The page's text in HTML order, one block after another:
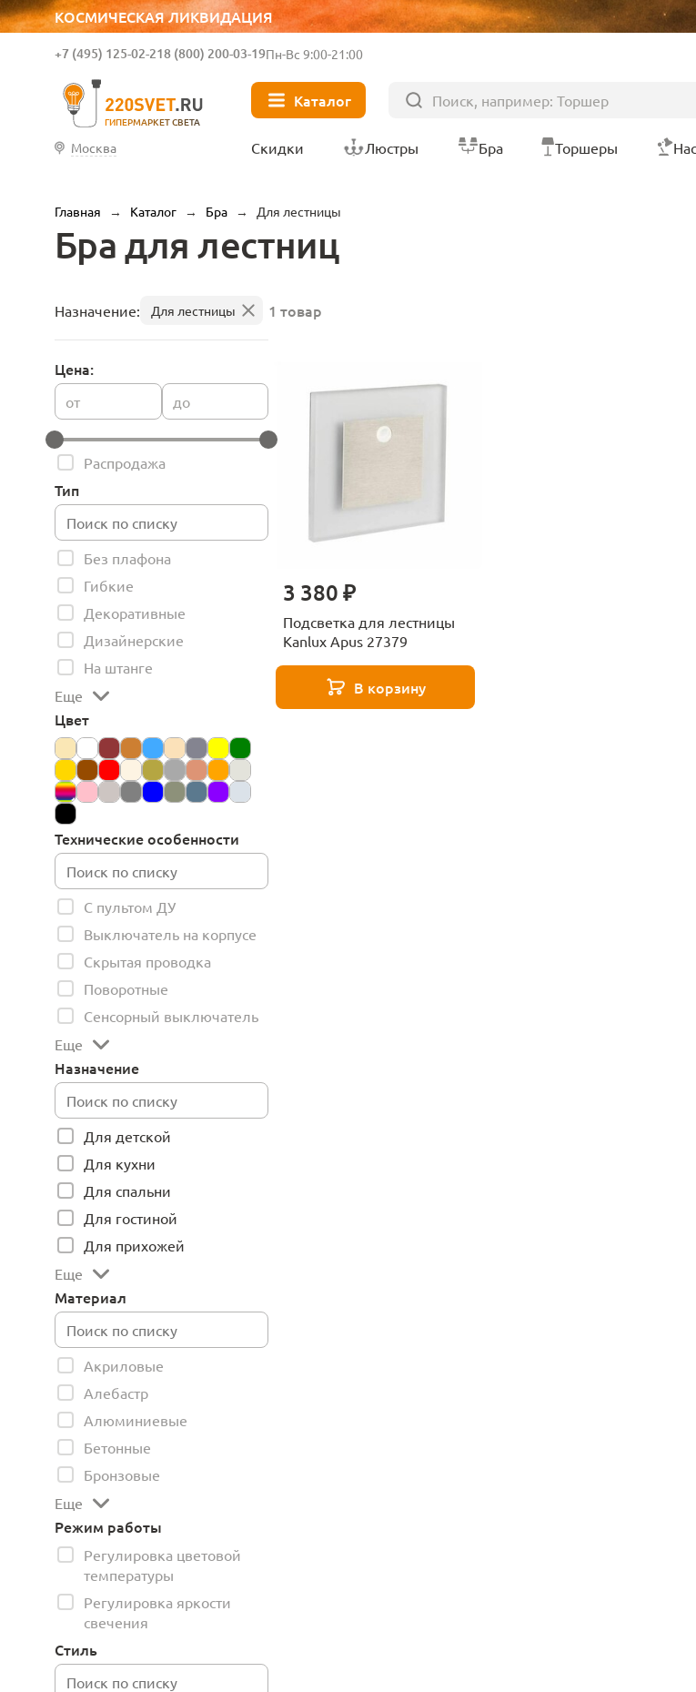
КОСМИЧЕСКАЯ ЛИКВИДАЦИЯ
ГИПЕРМАРКЕТ СВЕТА
+7 (495) 125-02-218 (800) 200-03-19Пн-Вс 9:00-21:00
Каталог
Москва Скидки Люстры Бра Торшеры
Главная → Каталог → Бра → Для лестницы
Бра для лестниц
Назначение: Для лестницы
Цена:
от до
Распродажа
Тип
Без плафона
Гибкие
Декоративные
Дизайнерские
На штанге
Еще
Цвет
Технические особенности
С пультом ДУ
Выключатель на корпусе
Скрытая проводка
Поворотные
Сенсорный выключатель
Еще
Назначение
Для детской
Для кухни
Для спальни
Для гостиной
Для прихожей
Еще
Материал
Акриловые
Алебастр
Алюминиевые
Бетонные
Бронзовые
Еще
Режим работы
Регулировка цветовой
температуры
Регулировка яркости
свечения
Стиль
1 товар
3 380 ₽
Подсветка для лестницы
Kanlux Apus 27379
В корзину